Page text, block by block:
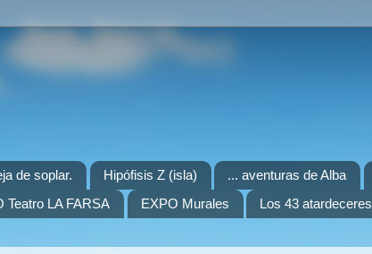
de soplar. Hipófisis Z (isla) ... aventuras de Alba
Teatro LA FARSA EXPO Murales Los 43 atardeceres